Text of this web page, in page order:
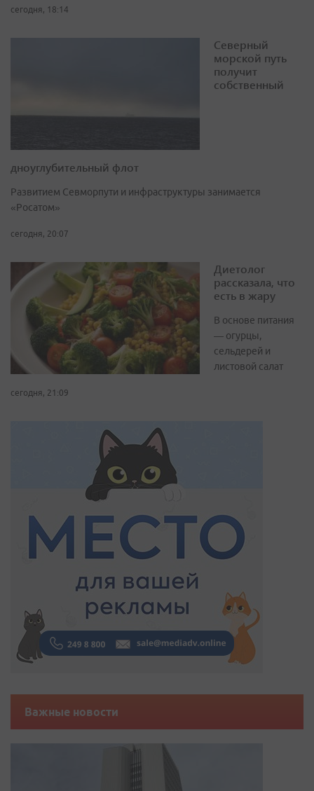
сегодня, 18:14
Северный
морской путь
получит
собственный
дноуглубительный флот
Развитием Севморпути и инфраструктуры занимается
«Росатом»
сегодня, 20:07
Диетолог
рассказала, что
есть в жару
В основе питания
— огурцы,
сельдерей и
листовой салат
сегодня, 21:09
Важные новости